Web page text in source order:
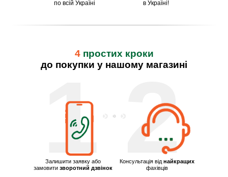
по всій Україні в Україні!
1 2
Залишити заявку або
замовити зворотний дзвінок
Консультація від найкращих
фахівців
4 простих кроки
до покупки у нашому магазині